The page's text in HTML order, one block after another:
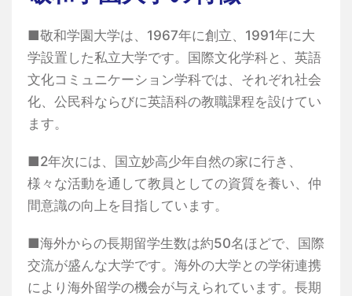
■敬和学園大学は、1967年に創立、1991年に大
学設置した私立大学です。国際文化学科と、英語
文化コミュニケーション学科では、それぞれ社会
化、公民科ならびに英語科の教職課程を設けてい
ます。
■2年次には、国立妙高少年自然の家に行き、
様々な活動を通して教員としての資質を養い、仲
間意識の向上を目指しています。
■海外からの長期留学生数は約50名ほどで、国際
交流が盛んな大学です。海外の大学との学術連携
により海外留学の機会が与えられています。長期